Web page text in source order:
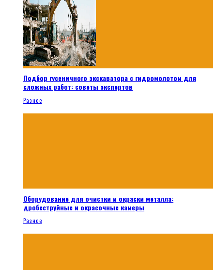
Подбор гусеничного экскаватора с гидромолотом для
сложных работ: советы экспертов
Разное
Оборудование для очистки и окраски металла:
дробеструйные и окрасочные камеры
Разное